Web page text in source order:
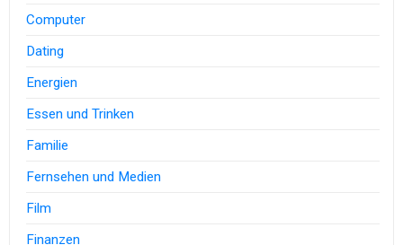
Computer
Dating
Energien
Essen und Trinken
Familie
Fernsehen und Medien
Film
Finanzen